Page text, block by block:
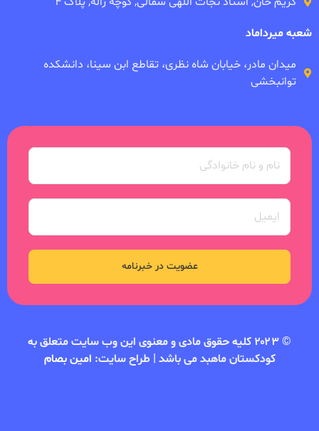
شعبه میرداماد
میدان مادر، خیابان شاه نظری، تقاطع ابن سینا، دانشکده
توانبخشی
عضویت در خبرنامه
© ۲۰۲۳ کلیه حقوق مادی و معنوی این وب سایت متعلق به
کودکستان ماهبد می باشد | طراح سایت: امین بصام